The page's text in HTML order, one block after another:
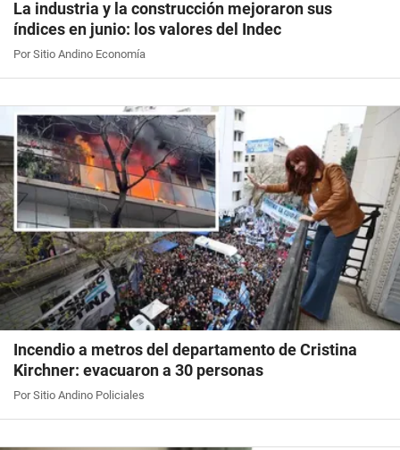
La industria y la construcción mejoraron sus
índices en junio: los valores del Indec
Por Sitio Andino Economía
Incendio a metros del departamento de Cristina
Kirchner: evacuaron a 30 personas
Por Sitio Andino Policiales